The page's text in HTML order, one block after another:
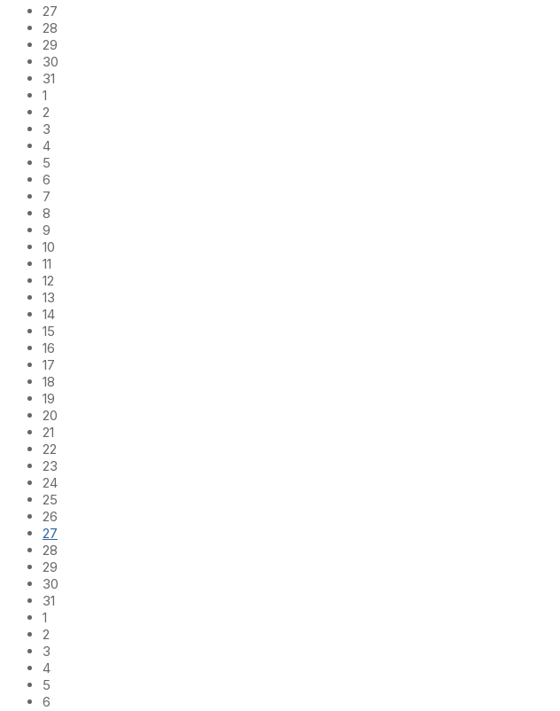
Skip
calendar
days
27
28
29
30
31
1
2
3
4
5
6
7
8
9
10
11
12
13
14
15
16
17
18
19
20
21
22
23
24
25
26
27
28
29
30
31
1
2
3
4
5
6